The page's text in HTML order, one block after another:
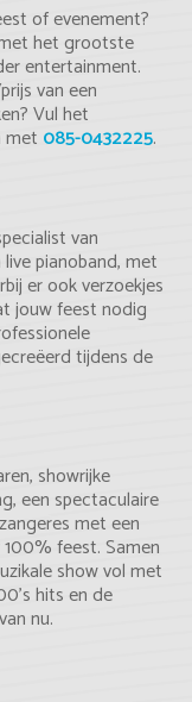
of evenement?
het grootste
entertainment.
van een
Vul het
met 085-0432225.
van
pianoband, met
er ook verzoekjes
jouw feest nodig
tijdens de
showrijke
een spectaculaire
met een
feest. Samen
show vol met
hits en de
nu.